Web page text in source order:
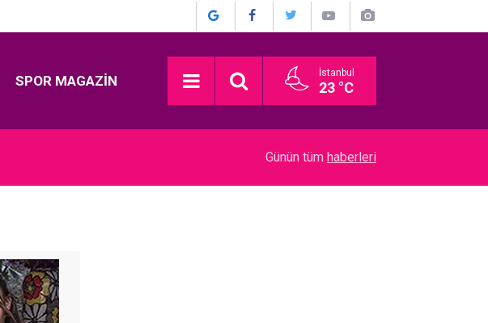
SPOR MAGAZIN İstanbul
23 °C
Münir Özkul... İŞTE HİÇ KİMSENİN BİLMEDİĞİ
Günün tüm haberleri